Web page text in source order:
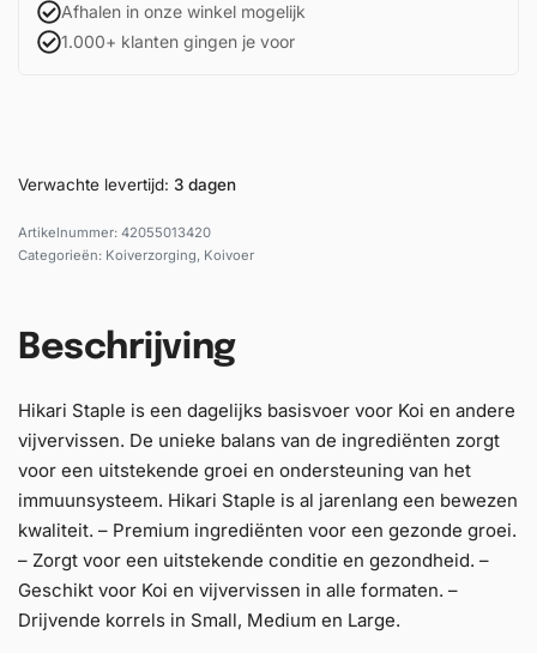
Afhalen in onze winkel mogelijk
1.000+ klanten gingen je voor
Verwachte levertijd: 3 dagen
42055013420
Categorieën: Koiverzorging, Koivoer
Beschrijving
Hikari Staple is een dagelijks basisvoer voor Koi en andere
vijvervissen. De unieke balans van de ingrediënten zorgt
voor een uitstekende groei en ondersteuning van het
immuunsysteem. Hikari Staple is al jarenlang een bewezen
kwaliteit. – Premium ingrediënten voor een gezonde groei.
– Zorgt voor een uitstekende conditie en gezondheid. –
Geschikt voor Koi en vijvervissen in alle formaten. –
Drijvende korrels in Small, Medium en Large.